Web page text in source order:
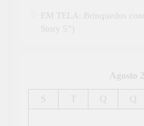
EM TELA: Brinquedos
Story 5”)
Agosto
S T Q Q